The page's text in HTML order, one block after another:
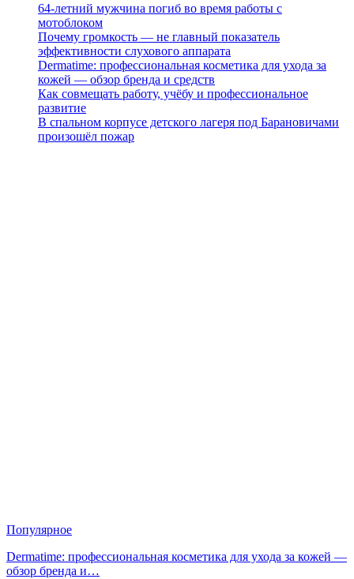
64-летний мужчина погиб во время работы с
мотоблоком
Почему громкость — не главный показатель
эффективности слухового аппарата
Dermatime: профессиональная косметика для ухода за
кожей — обзор бренда и средств
Как совмещать работу, учёбу и профессиональное
развитие
В спальном корпусе детского лагеря под Барановичами
произошёл пожар
Популярное
Dermatime: профессиональная косметика для ухода за кожей —
обзор бренда и…